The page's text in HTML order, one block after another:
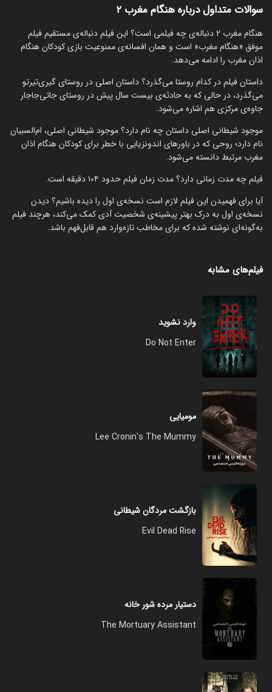
سوالات متداول درباره هنگام مغرب ۲
هنگام مغرب ۲ دنباله‌ی چه فیلمی است؟ این فیلم دنباله‌ی مستقیم فیلم
موفق «هنگام مغرب» است و همان افسانه‌ی ممنوعیت بازی کودکان هنگام
اذان مغرب را ادامه می‌دهد.
داستان فیلم در کدام روستا می‌گذرد؟ داستان اصلی در روستای گیری‌تیرتو
می‌گذرد، در حالی که به حادثه‌ی بیست سال پیش در روستای جاتی‌جاجار
جاوه‌ی مرکزی هم اشاره می‌شود.
موجود شیطانی اصلی داستان چه نام دارد؟ موجود شیطانی اصلی، ام‌السبیان
نام دارد؛ روحی که در باورهای اندونزیایی با خطر برای کودکان هنگام اذان
مغرب مرتبط دانسته می‌شود.
فیلم چه مدت زمانی دارد؟ مدت زمان فیلم حدود ۱۰۴ دقیقه است.
آیا برای فهمیدن این فیلم لازم است نسخه‌ی اول را دیده باشیم؟ دیدن
نسخه‌ی اول به درک بهتر پیشینه‌ی شخصیت آدی کمک می‌کند، هرچند فیلم
به‌گونه‌ای نوشته شده که برای مخاطب تازه‌وارد هم قابل‌فهم باشد.
فیلم‌های مشابه
وارد نشوید
Do Not Enter
مومیایی
Lee Cronin's The Mummy
بازگشت مردگان شیطانی
Evil Dead Rise
دستیار مرده شور خانه
The Mortuary Assistant